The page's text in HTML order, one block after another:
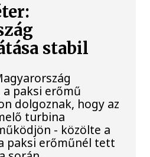
stabil
paksi erőmű
dolgoznak, hogy az
turbina
- közölte a
paksi erőműnél tett